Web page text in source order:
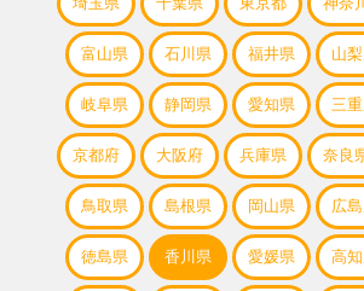
富山県 石川県 福井県 山
岐阜県 静岡県 愛知県 三
京都府 大阪府 兵庫県 奈良
鳥取県 島根県 岡山県 広
徳島県 香川県 愛媛県 高